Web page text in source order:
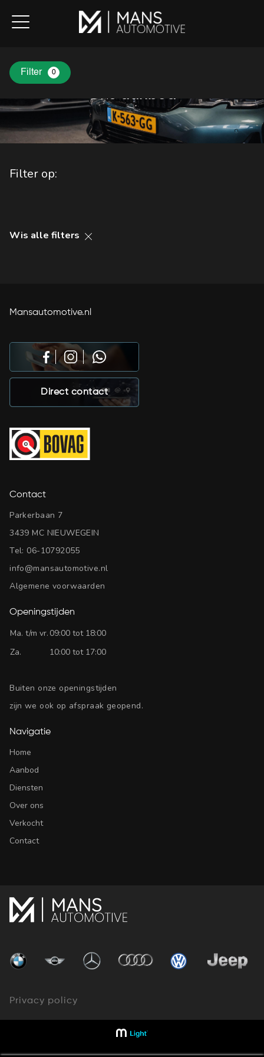
Ons aanbod
Filter op:
Filter 0
Wis alle filters
Mansautomotive.nl
Direct contact
Contact
Parkerbaan 7
3439 MC NIEUWEGEIN
Tel: 06-10792055
info@mansautomotive.nl
Algemene voorwaarden
Openingstijden
Ma. t/m vr. 09:00 tot 18:00
Za.
10:00 tot 17:00
Buiten onze openingstijden
zijn we ook op afspraak geopend.
Navigatie
Home
Aanbod
Diensten
Over ons
Verkocht
Contact
Privacy policy